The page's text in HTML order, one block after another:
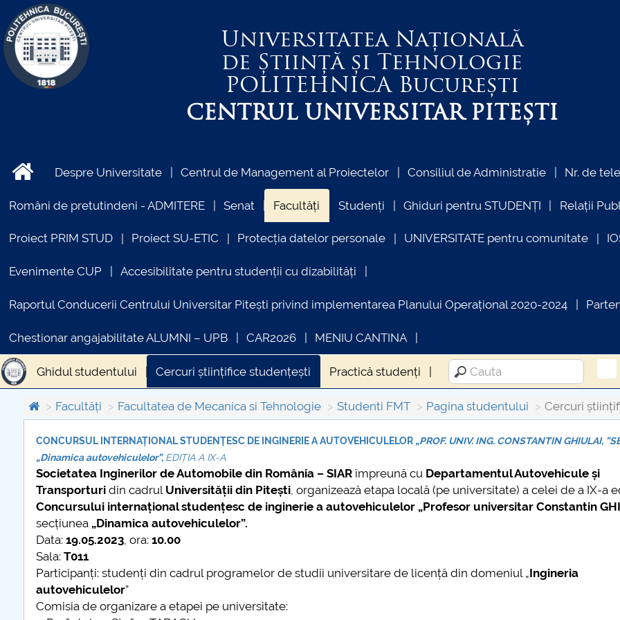
Universitatea Națională
de Știință și Tehnologie
POLITEHNICABucurești
CENTRUL UNIVERSITAR PITEȘTI
Despre Universitate Centrul de Management al Proiectelor Consiliul de Administratie Nr. de
Români de pretutindeni - ADMITERE Senat Facultăți Studenți Ghiduri pentru STUDENȚI Relații
Proiect PRIM STUD Proiect SU-ETIC Protecția datelor personale UNIVERSITATE pentru comunitate
Evenimente CUP Accesibilitate pentru studenții cu dizabilități
Raportul Conducerii Centrului Universitar Pitești privind implementarea Planului Operațional 2020-2024
Chestionar angajabilitate ALUMNI – UPB CAR2026 MENIU CANTINA
Ghidul studentului Cercuri științifice studențești Practică studenți
Facultăți Facultatea de Mecanica si Tehnologie Studenti FMT Pagina studentului Cercuri
CONCURSUL INTERNAȚIONAL STUDENȚESC DE INGINERIE A AUTOVEHICULELOR „PROF. UNIV. ING. CONSTANTIN GHIULAI,
„Dinamica autovehiculelor”, EDIȚIA A IX-A
Societatea Inginerilor de Automobile din România – SIARîmpreună cu Departamentul Autovehicule și
Transporturidin cadrul Universității din Pitești, organizează etapa locală (pe universitate) a celei de a IX-a
Concursului internațional studențesc de inginerie a autovehiculelor „Profesor universitar Constantin
secțiunea„Dinamica autovehiculelor”.
Data: 19.05.2023, ora: 10.00
Sala: T011
Participanți: studenți din cadrul programelor de studii universitare de licență din domeniul „Ingineria
autovehiculelor”
Comisia de organizare a etapei pe universitate:
COMUNICAT DE PRESA
PRIMSTUD 26.03.2026
INFORMATII ACTE STUDII
CARTA_UNSTPB -
Consultare publică